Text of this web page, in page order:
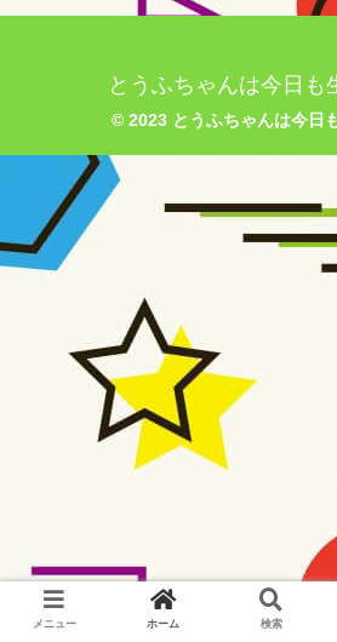
とうふちゃんは今日も
© 2023 とうふちゃんは今日
メニュー ホーム 検索